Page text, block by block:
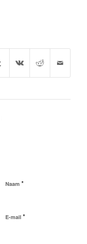
Naam *
E-mail *